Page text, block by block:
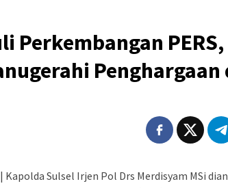
Perkembangan PERS,
Penghargaan
| Kapolda Sulsel Irjen Pol Drs Merdisyam MSi